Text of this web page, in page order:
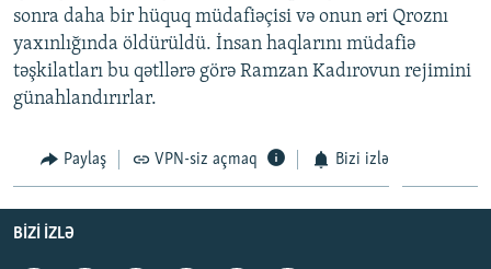
sonra daha bir hüquq müdafiəçisi və onun əri Qroznı
yaxınlığında öldürüldü. İnsan haqlarını müdafiə
təşkilatları bu qətllərə görə Ramzan Kadırovun rejimini
günahlandırırlar.
Paylaş VPN-siz açmaq Bizi izlə
BIZI IZLƏ